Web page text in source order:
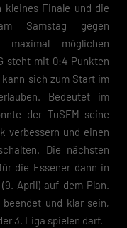
kleines Finale und die
Samstag gegen
maximal möglichen
steht mit 0:4 Punkten
sich zum Start im
Bedeutet im
der TuSEM seine
verbessern und einen
Die nächsten
die Essener dann in
April) auf dem Plan.
beendet und klar sein,
3. Liga spielen darf.
Datenschutzerklärung